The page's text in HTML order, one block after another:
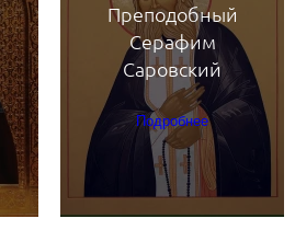
Преподобный
Серафим
Саровский
Подробнее